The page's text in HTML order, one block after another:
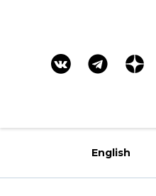
English